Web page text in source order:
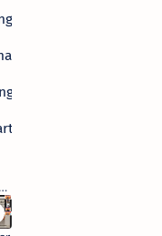
4 months ago